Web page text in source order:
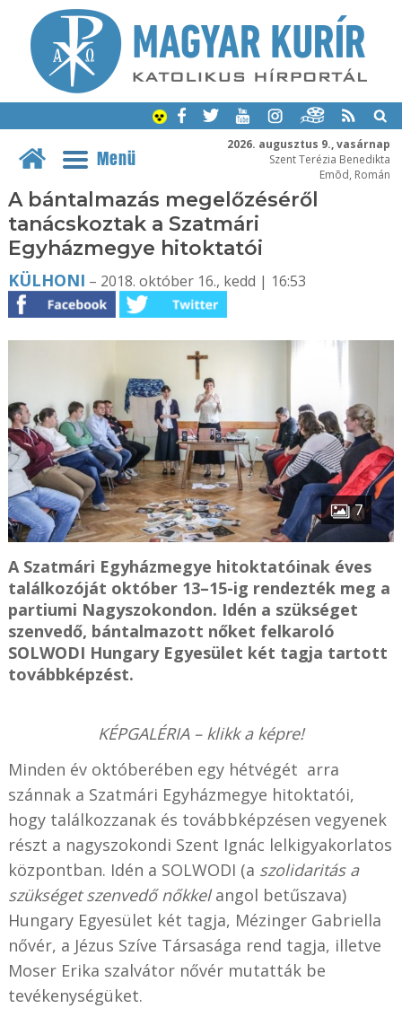
2026. augusztus 9., vasárnap
Szent Terézia Benedikta
Emõd, Román
Menü
A bántalmazás megelőzéséről
tanácskoztak a Szatmári
Egyházmegye hitoktatói
KÜLHONI – 2018. október 16., kedd | 16:53
7
A Szatmári Egyházmegye hitoktatóinak éves
találkozóját október 13–15-ig rendezték meg a
partiumi Nagyszokondon. Idén a szükséget
szenvedő, bántalmazott nőket felkaroló
SOLWODI Hungary Egyesület két tagja tartott
továbbképzést.
KÉPGALÉRIA – klikk a képre!
Minden év októberében egy hétvégét arra
szánnak a Szatmári Egyházmegye hitoktatói,
hogy találkozzanak és továbbképzésen vegyenek
részt a nagyszokondi Szent Ignác lelkigyakorlatos
központban. Idén a SOLWODI (a szolidaritás a
szükséget szenvedő nőkkelangol betűszava)
Hungary Egyesület két tagja, Mézinger Gabriella
nővér, a Jézus Szíve Társasága rend tagja, illetve
Moser Erika szalvátor nővér mutatták be
tevékenységüket.